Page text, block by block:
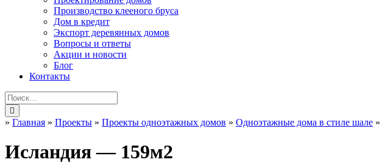
Производство клееного бруса
Дом в кредит
Экспорт деревянных домов
Вопросы и ответы
Акции и новости
Блог
Контакты
» Главная » Проекты » Проекты одноэтажных домов » Одноэтажные дома в стиле шале »
Исландия — 159м2